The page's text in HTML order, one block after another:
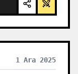
1 Ara 2025